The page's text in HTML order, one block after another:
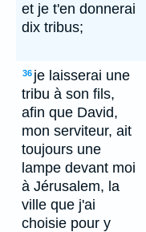
et je t'en donnerai
dix tribus;
36 je laisserai une
tribu à son fils,
afin que David,
mon serviteur, ait
toujours une
lampe devant moi
à Jérusalem, la
ville que j'ai
choisie pour y